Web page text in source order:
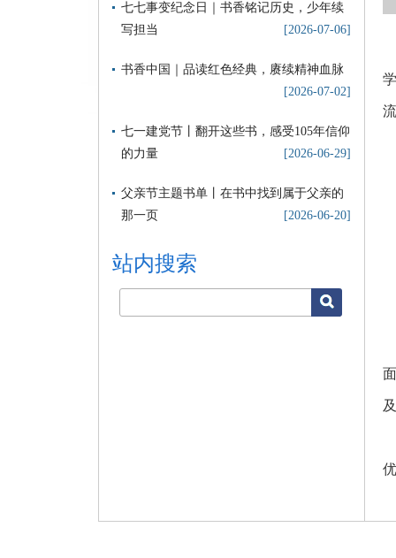
七七事变纪念日｜书香铭记历史，少年续
写担当
[2026-07-06]
书香中国｜品读红色经典，赓续精神血脉
[2026-07-02]
七一建党节丨翻开这些书，感受105年信仰
的力量
[2026-06-29]
父亲节主题书单丨在书中找到属于父亲的
那一页
[2026-06-20]
站内搜索